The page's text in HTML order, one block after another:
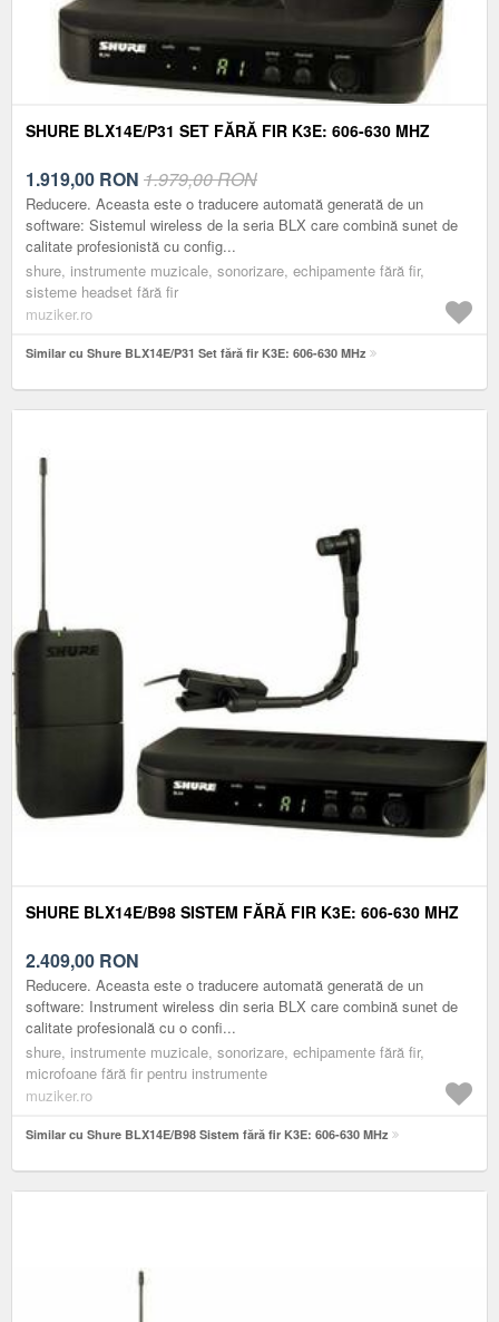
SHURE BLX14E/P31 SET FĂRĂ FIR K3E: 606-630 MHZ
1.919,00 RON 1.979,00 RON
Reducere. Aceasta este o traducere automată generată de un
software: Sistemul wireless de la seria BLX care combină sunet de
calitate profesionistă cu config...
shure, instrumente muzicale, sonorizare, echipamente fără fir,
sisteme headset fără fir
muziker.ro
Similar cu Shure BLX14E/P31 Set fără fir K3E: 606-630 MHz
SHURE BLX14E/B98 SISTEM FĂRĂ FIR K3E: 606-630 MHZ
2.409,00 RON
Reducere. Aceasta este o traducere automată generată de un
software: Instrument wireless din seria BLX care combină sunet de
calitate profesională cu o confi...
shure, instrumente muzicale, sonorizare, echipamente fără fir,
microfoane fără fir pentru instrumente
muziker.ro
Similar cu Shure BLX14E/B98 Sistem fără fir K3E: 606-630 MHz